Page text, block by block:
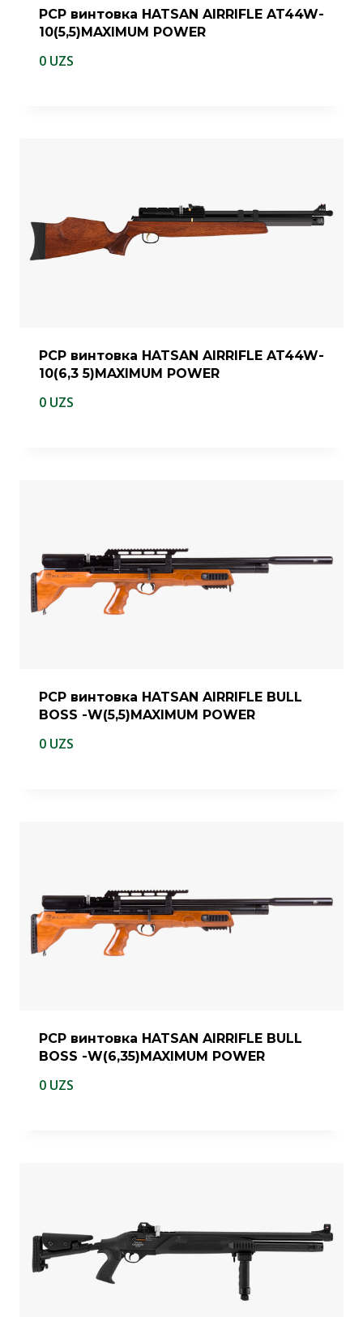
PCP винтовка HATSAN AIRRIFLE AT44W-
10(5,5)MAXIMUM POWER
0 UZS
PCP винтовка HATSAN AIRRIFLE AT44W-
10(6,3 5)MAXIMUM POWER
0 UZS
PCP винтовка HATSAN AIRRIFLE BULL
BOSS -W(5,5)MAXIMUM POWER
0 UZS
PCP винтовка HATSAN AIRRIFLE BULL
BOSS -W(6,35)MAXIMUM POWER
0 UZS